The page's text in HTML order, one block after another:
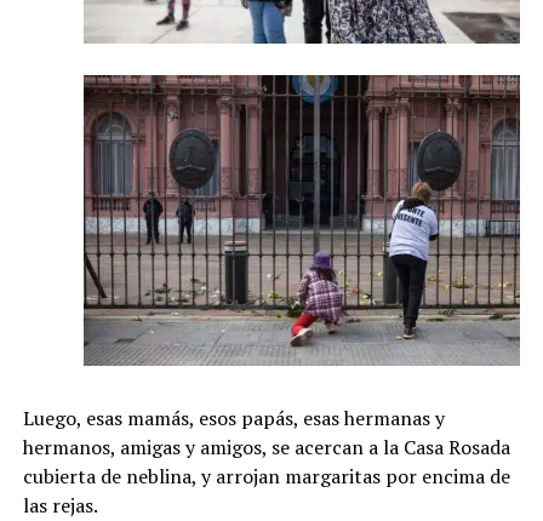
Luego, esas mamás, esos papás, esas hermanas y
hermanos, amigas y amigos, se acercan a la Casa Rosada
cubierta de neblina, y arrojan margaritas por encima de
las rejas.